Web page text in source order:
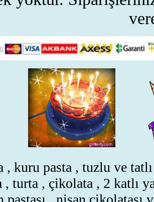
, kuru pasta , tuzlu ve
, turta , çikolata , 2 katlı